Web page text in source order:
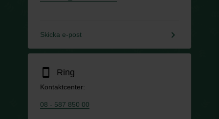
Skicka e-post keyboard_arrow_right
smartphone Ring
Kontaktcenter:
08 - 587 850 00